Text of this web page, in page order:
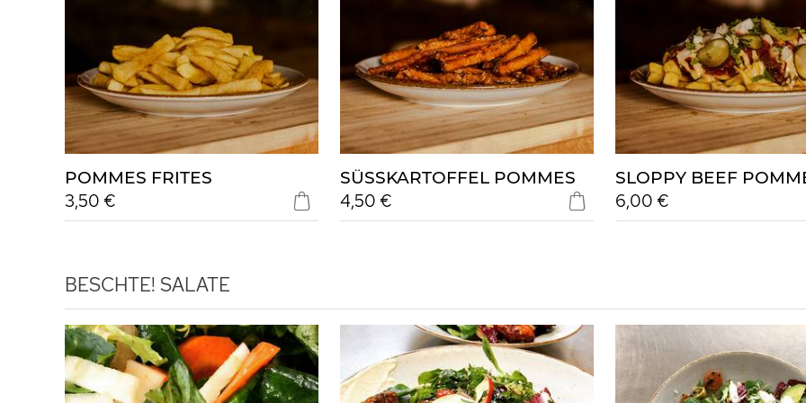
POMMES FRITES
3,50 €
SÜSSKARTOFFEL POMMES
4,50 €
SLOPPY BEEF
6,00 €
BESCHTE! SALATE